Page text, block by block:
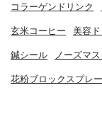
コラーゲンドリンク
玄米コーヒー 美容ド
鍼シール ノーズマス
花粉ブロックスプレー